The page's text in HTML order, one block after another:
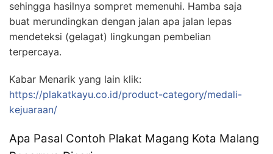
sehingga hasilnya sompret memenuhi. Hamba saja
buat merundingkan dengan jalan apa jalan lepas
mendeteksi (gelagat) lingkungan pembelian
terpercaya.
Kabar Menarik yang lain klik:
https://plakatkayu.co.id/product-category/medali-
kejuaraan/
Apa Pasal Contoh Plakat Magang Kota Malang